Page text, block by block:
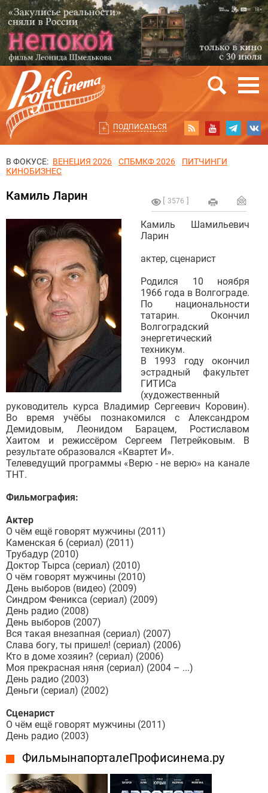
ПОДПИСАТЬСЯ
В ФОКУСЕ: ВЕНЕЦИЯ 2026 СПБМКФ 2026
ПИТЧИНГИ
КИНОБИЗНЕС
3576
Камиль Ларин
Камиль Шамильевич
Ларин
актер, сценарист
Родился 10 ноября
1966 года в Волгограде.
По национальности
татарин. Окончил
Волгоградский
энергетический
техникум.
В 1993 году окончил
эстрадный факультет
ГИТИСа
(художественный
руководитель курса Владимир Сергеевич Коровин).
Во время учёбы познакомился с Александром
Демидовым, Леонидом Барацем, Ростиславом
Хаитом и режиссёром Сергеем Петрейковым. В
результате образовался «Квартет И».
Телеведущий программы «Верю - не верю» на канале
ТНТ.
Фильмография:
Актер
О чём ещё говорят мужчины (2011)
Каменская 6 (сериал) (2011)
Трубадур (2010)
Доктор Тырса (сериал) (2010)
О чём говорят мужчины (2010)
День выборов (видео) (2009)
Синдром Феникса (сериал) (2009)
День радио (2008)
День выборов (2007)
Вся такая внезапная (сериал) (2007)
Слава богу, ты пришел! (сериал) (2006)
Кто в доме хозяин? (сериал) (2006)
Моя прекрасная няня (сериал) (2004 – ...)
День радио (2003)
Деньги (сериал) (2002)
Сценарист
О чём ещё говорят мужчины (2011)
День радио (2003)
Фильмы на портале Профисинема.ру